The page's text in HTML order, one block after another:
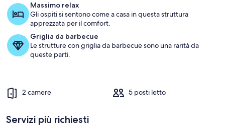
ecco come si presenta lo Chalet al
Massimo relax
Gli ospiti si sentono come a casa in questa struttura
apprezzata per il comfort.
Griglia da barbecue
Le strutture con griglia da barbecue sono una rarità da
queste parti.
2 camere 5 posti letto
Servizi più richiesti